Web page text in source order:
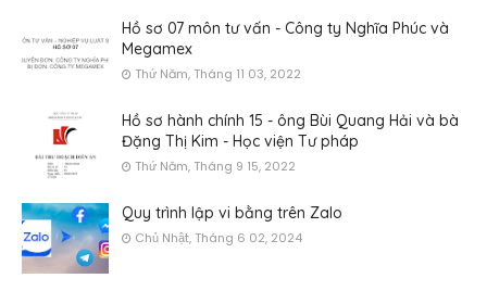
Hồ sơ 07 môn tư vấn - Công ty Nghĩa Phúc và
Megamex
Thứ Năm, Tháng 11 03, 2022
Hồ sơ hành chính 15 - ông Bùi Quang Hải và bà
Đặng Thị Kim - Học viện Tư pháp
Thứ Năm, Tháng 9 15, 2022
Quy trình lập vi bằng trên Zalo
Chủ Nhật, Tháng 6 02, 2024